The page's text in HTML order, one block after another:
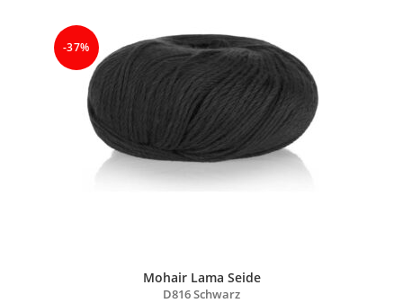
-37%
Mohair Lama Seide
D816 Schwarz